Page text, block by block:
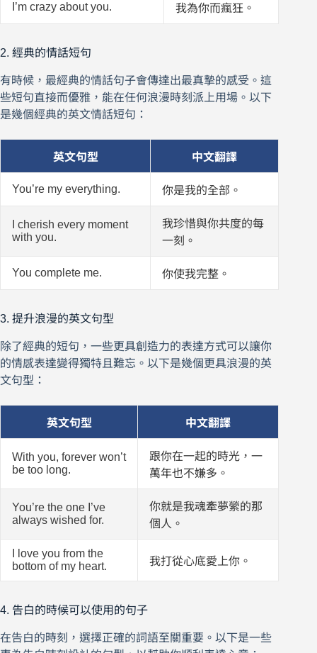
I’m crazy about you. 我為你而瘋狂。
2. 經典的情話短句
有時候，最經典的情話句子會傳達出最真摯的感受。這
些短句直接而優雅，能在任何浪漫時刻派上用場。以下
是幾個經典的英文情話短句：
英文句型 中文翻譯
You’re my everything. 你是我的全部。
I cherish every moment
with you.
我珍惜與你共度的每
一刻。
You complete me. 你使我完整。
3. 提升浪漫的英文句型
除了經典的短句，一些更具創造力的表達方式可以讓你
的情感表達變得獨特且難忘。以下是幾個更具浪漫的英
文句型：
英文句型 中文翻譯
With you, forever won’t
be too long.
跟你在一起的時光，一
萬年也不嫌多。
You’re the one I’ve
always wished for.
你就是我魂牽夢縈的那
個人。
I love you from the
bottom of my heart.
我打從心底愛上你。
4. 告白的時候可以使用的句子
在告白的時刻，選擇正確的詞語至關重要。以下是一些